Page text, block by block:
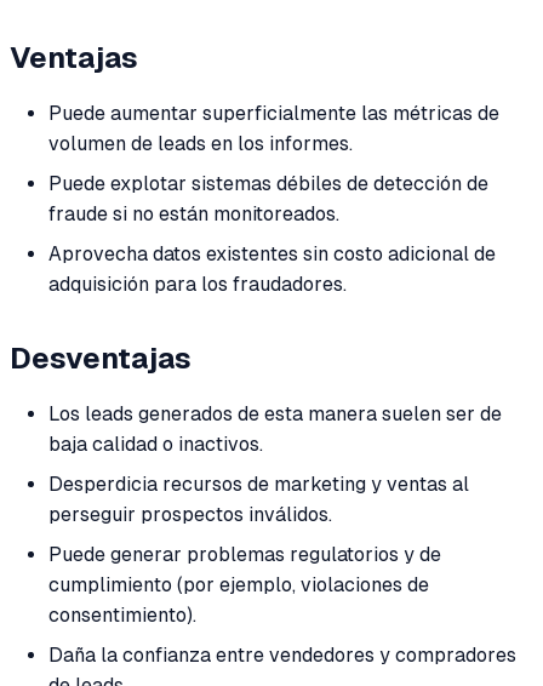
Ventajas
Puede aumentar superficialmente las métricas de
volumen de leads en los informes.
Puede explotar sistemas débiles de detección de
fraude si no están monitoreados.
Aprovecha datos existentes sin costo adicional de
adquisición para los fraudadores.
Desventajas
Los leads generados de esta manera suelen ser de
baja calidad o inactivos.
Desperdicia recursos de marketing y ventas al
perseguir prospectos inválidos.
Puede generar problemas regulatorios y de
cumplimiento (por ejemplo, violaciones de
consentimiento).
Daña la confianza entre vendedores y compradores